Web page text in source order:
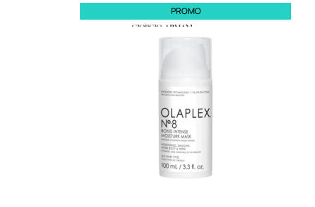
PROMO